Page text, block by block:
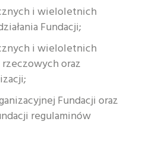
i wieloletnich
Fundacji;
i wieloletnich
oraz
Fundacji oraz
regulaminów